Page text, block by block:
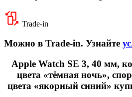
Trade-in
Можно в Trade-in. Узнайте
Apple Watch SE 3, 40 мм,
цвета «тёмная ночь»,
цвета «якорный синий»